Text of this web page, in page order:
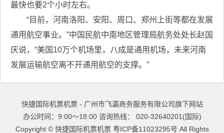
最快也要2个小时左右。
“目前，河南洛阳、安阳、周口、郑州上街等都在发展
通用航空事业。”中国民航中南地区管理局航务处处长赵国
庆说，“美国10万个机场里，八成是通用机场，未来河南
发展运输航空离不开通用航空的支撑。”
快捷国际机票机票 - 广州市飞瀛商务服务有限公司旗下网站
办公时间：9:00～18:00 咨询热线： 020-32640201(国际)
Copyright © 快捷国际机票机票 粤ICP备11023295号 All Rights